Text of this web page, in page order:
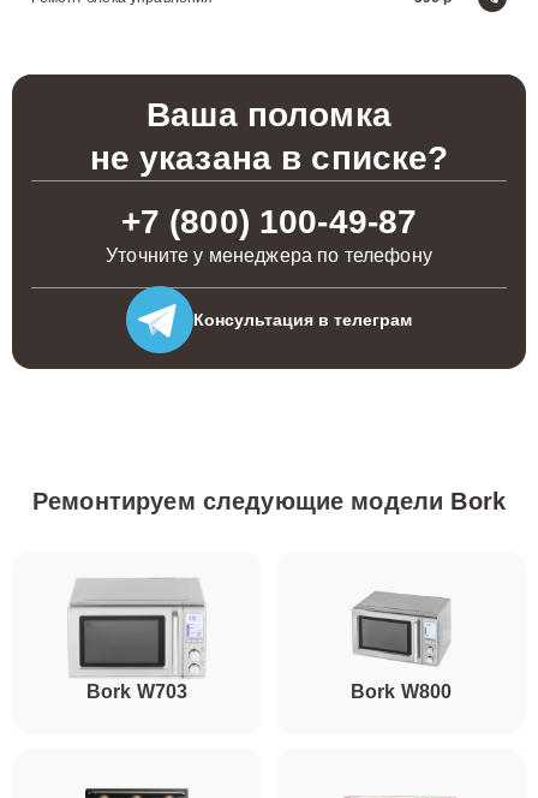
Ваша поломка
не указана в списке?
+7 (800) 100-49-87
Уточните у менеджера по телефону
Консультация в телеграм
Ремонтируем следующие модели Bork
Bork W703 Bork W800